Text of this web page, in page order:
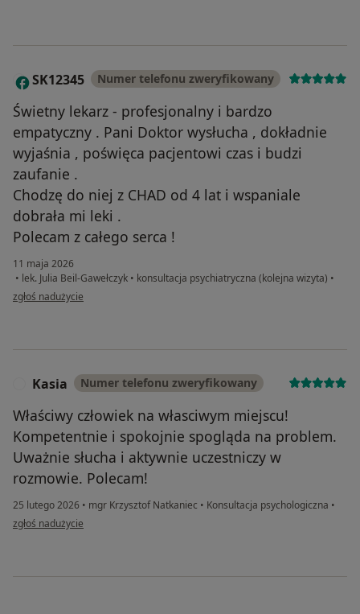
S SK12345 Numer telefonu zweryfikowany
Świetny lekarz - profesjonalny i bardzo
empatyczny . Pani Doktor wysłucha , dokładnie
wyjaśnia , poświęca pacjentowi czas i budzi
zaufanie .
Chodzę do niej z CHAD od 4 lat i wspaniale
dobrała mi leki .
Polecam z całego serca !
11 maja 2026
• lek. Julia Beil-Gawełczyk • konsultacja psychiatryczna (kolejna wizyta) •
w opinii użytkownika SK12345
zgłoś nadużycie
Kasia Numer telefonu zweryfikowany
Właściwy człowiek na własciwym miejscu!
Kompetentnie i spokojnie spogląda na problem.
Uważnie słucha i aktywnie uczestniczy w
rozmowie. Polecam!
25 lutego 2026 • mgr Krzysztof Natkaniec • Konsultacja psychologiczna •
w opinii użytkownika Kasia
zgłoś nadużycie